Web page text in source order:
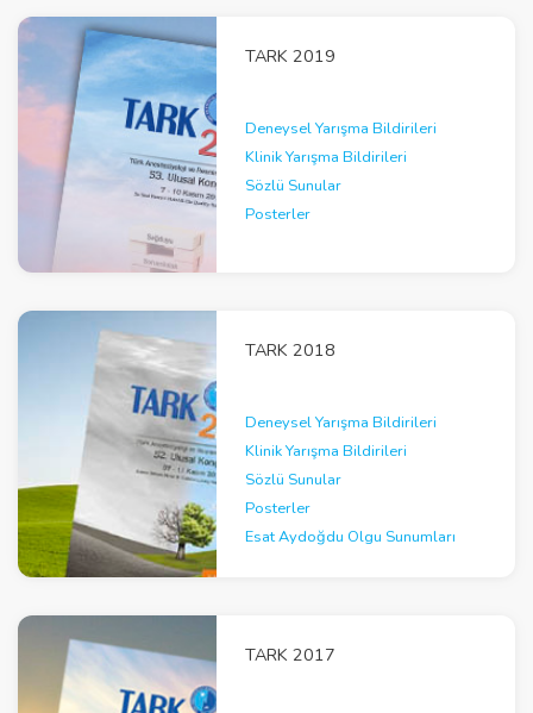
TARK 2019
Deneysel Yarışma Bildirileri
Klinik Yarışma Bildirileri
Sözlü Sunular
Posterler
TARK 2018
Deneysel Yarışma Bildirileri
Klinik Yarışma Bildirileri
Sözlü Sunular
Posterler
Esat Aydoğdu Olgu Sunumları
TARK 2017